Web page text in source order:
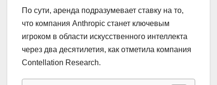
По сути, аренда подразумевает ставку на то,
что компания Anthropic станет ключевым
игроком в области искусственного интеллекта
через два десятилетия, как отметила компания
Contellation Research.